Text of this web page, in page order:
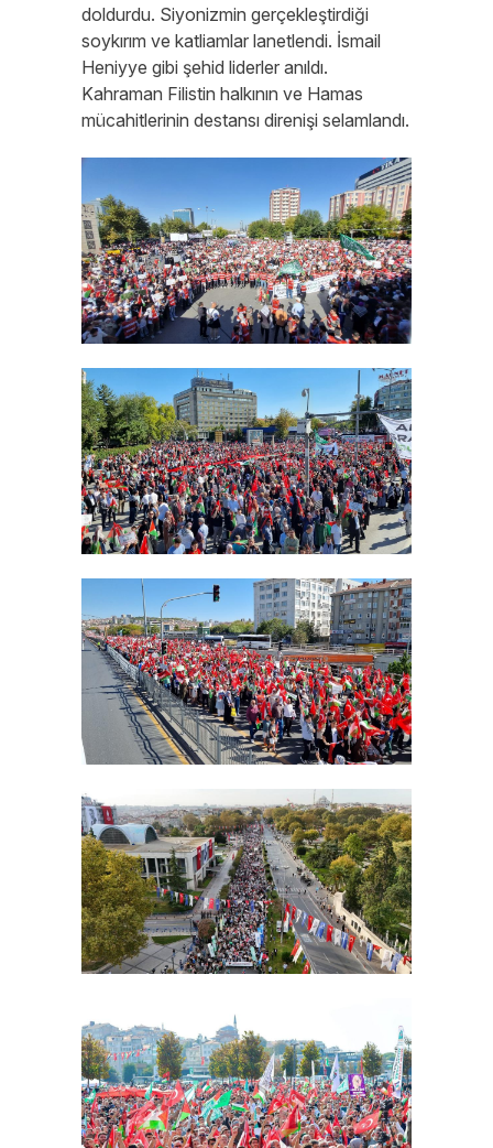
doldurdu. Siyonizmin gerçekleştirdiği
soykırım ve katliamlar lanetlendi. İsmail
Heniyye gibi şehid liderler anıldı.
Kahraman Filistin halkının ve Hamas
mücahitlerinin destansı direnişi selamlandı.